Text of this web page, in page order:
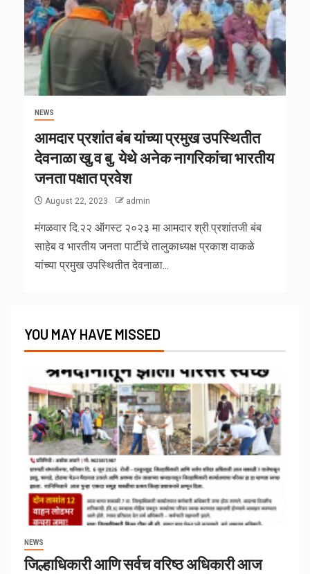
NEWS
आमदार प्रशांत बंब यांच्या प्रमुख उपस्थितीत
देवनाळा खु.व बु. येथे अनेक नागरिकांचा भारतीय
जनता पक्षात प्रवेश
August 22, 2023 admin
मंगळवार दि.२२ ऑगस्ट २०२३ मा आमदार श्री.प्रशांतजी बंब
साहेब व भारतीय जनता पार्टीचे तालुकाध्यक्ष प्रकाश वाकळे
यांच्या प्रमुख उपस्थितीत देवनाळा...
YOU MAY HAVE MISSED
NEWS
जिल्हाधिकारी आणि सर्वच वरिष्ठ अधिकारी आज